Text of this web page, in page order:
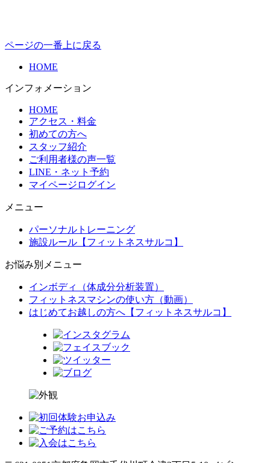
ページの一番上に戻る
HOME
インフォメーション
HOME
アクセス・料金
初めての方へ
スタッフ紹介
ご利用者様の声一覧
LINE・ネット予約
マイページログイン
メニュー
パーソナルトレーニング
施設ルール【フィットネスサルコ】
お悩み別メニュー
インボディ（体成分分析装置）
フィットネスマシンの使い方（動画）
はじめてお越しの方へ【フィットネスサルコ】